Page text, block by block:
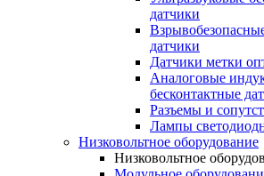
датчики
датчики
Датчики метки
Аналоговые
бесконтактные
Разъемы и
Лампы
Низковольтное оборудование
Низковольтное